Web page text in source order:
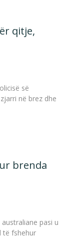
qitje,
së
në brez dhe
brenda
pasi u
të fshehur